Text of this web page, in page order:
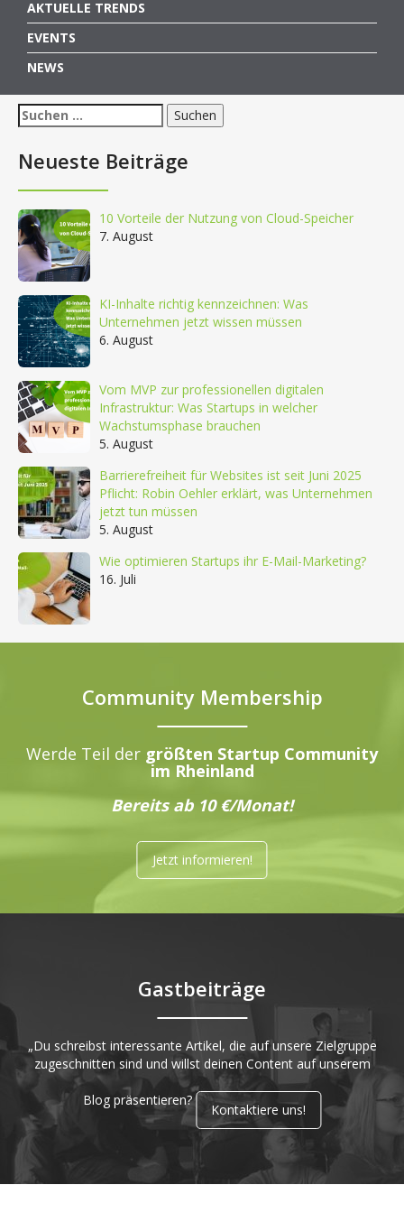
AKTUELLE TRENDS
EVENTS
NEWS
Suchen
nach:
Neueste Beiträge
10 Vorteile der Nutzung von Cloud-Speicher
7. August
KI-Inhalte richtig kennzeichnen: Was
Unternehmen jetzt wissen müssen
6. August
Vom MVP zur professionellen digitalen
Infrastruktur: Was Startups in welcher
Wachstumsphase brauchen
5. August
Barrierefreiheit für Websites ist seit Juni 2025
Pflicht: Robin Oehler erklärt, was Unternehmen
jetzt tun müssen
5. August
Wie optimieren Startups ihr E-Mail-Marketing?
16. Juli
Community Membership
Werde Teil der größten Startup Community
im Rheinland
Bereits ab 10 €/Monat!
Jetzt informieren!
Gastbeiträge
„Du schreibst interessante Artikel, die auf unsere Zielgruppe
zugeschnitten sind und willst deinen Content auf unserem
Blog präsentieren?
Kontaktiere uns!